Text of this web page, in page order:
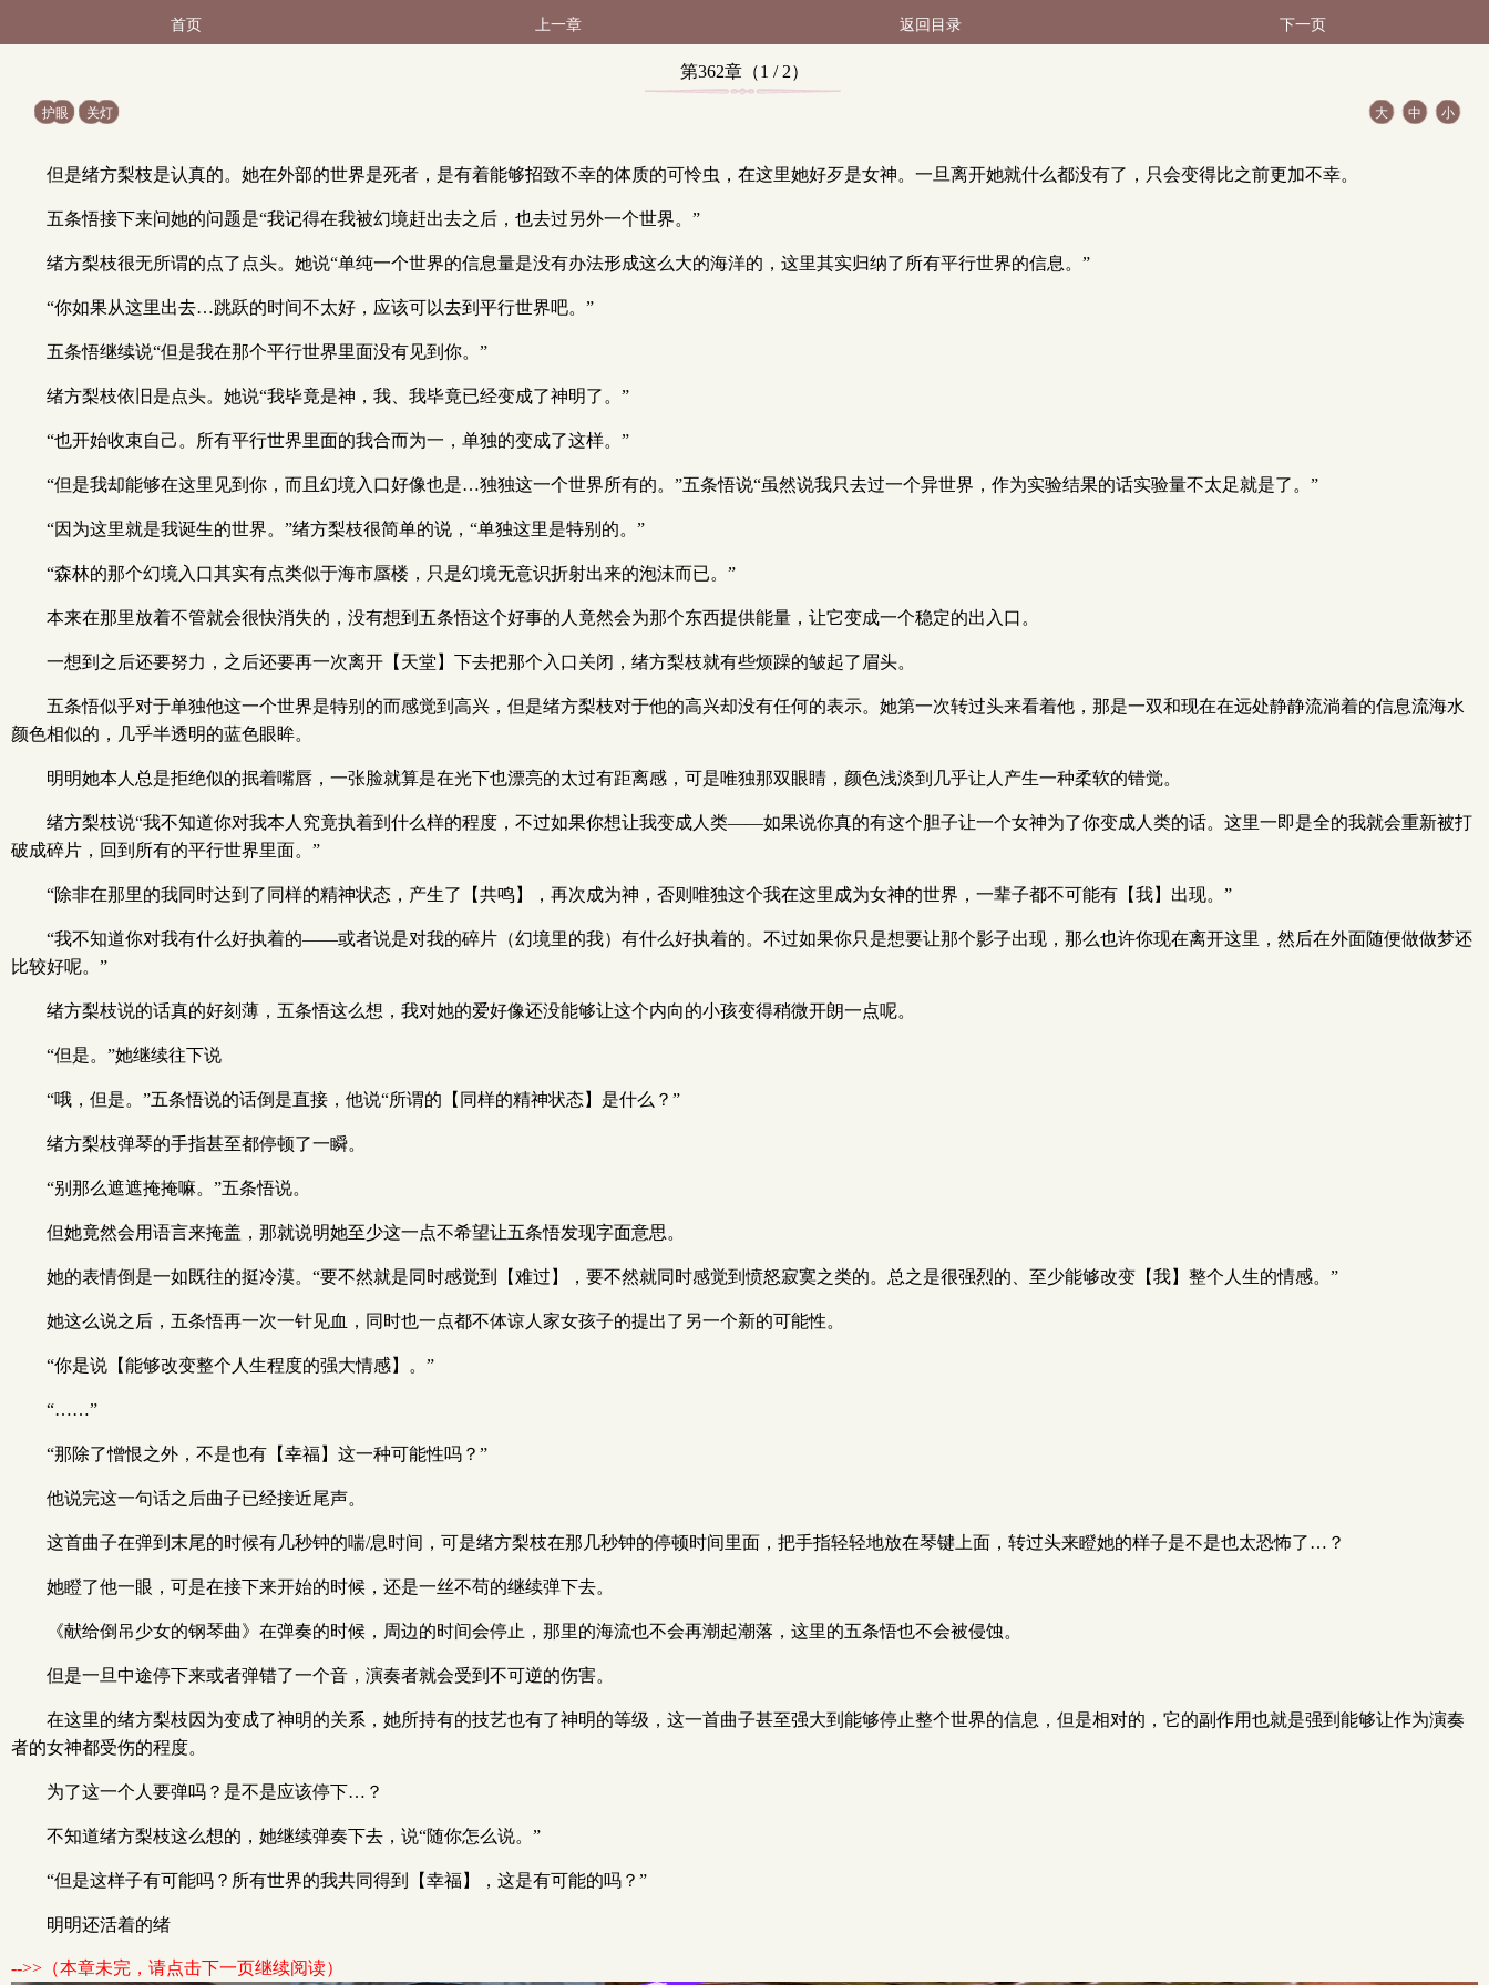
首页 上一章 返回目录 下一页
第362章（1 / 2）
护眼 关灯 大 中 小
但是绪方梨枝是认真的。她在外部的世界是死者，是有着能够招致不幸的体质的可怜虫，在这里她好歹是女神。一旦离开她就什么都没有了，只会变得比之前更加不幸。
五条悟接下来问她的问题是“我记得在我被幻境赶出去之后，也去过另外一个世界。”
绪方梨枝很无所谓的点了点头。她说“单纯一个世界的信息量是没有办法形成这么大的海洋的，这里其实归纳了所有平行世界的信息。”
“你如果从这里出去…跳跃的时间不太好，应该可以去到平行世界吧。”
五条悟继续说“但是我在那个平行世界里面没有见到你。”
绪方梨枝依旧是点头。她说“我毕竟是神，我、我毕竟已经变成了神明了。”
“也开始收束自己。所有平行世界里面的我合而为一，单独的变成了这样。”
“但是我却能够在这里见到你，而且幻境入口好像也是…独独这一个世界所有的。”五条悟说“虽然说我只去过一个异世界，作为实验结果的话实验量不太足就是了。”
“因为这里就是我诞生的世界。”绪方梨枝很简单的说，“单独这里是特别的。”
“森林的那个幻境入口其实有点类似于海市蜃楼，只是幻境无意识折射出来的泡沫而已。”
本来在那里放着不管就会很快消失的，没有想到五条悟这个好事的人竟然会为那个东西提供能量，让它变成一个稳定的出入口。
一想到之后还要努力，之后还要再一次离开【天堂】下去把那个入口关闭，绪方梨枝就有些烦躁的皱起了眉头。
五条悟似乎对于单独他这一个世界是特别的而感觉到高兴，但是绪方梨枝对于他的高兴却没有任何的表示。她第一次转过头来看着他，那是一双和现在在远处静静流淌着的信息流海水
颜色相似的，几乎半透明的蓝色眼眸。
明明她本人总是拒绝似的抿着嘴唇，一张脸就算是在光下也漂亮的太过有距离感，可是唯独那双眼睛，颜色浅淡到几乎让人产生一种柔软的错觉。
绪方梨枝说“我不知道你对我本人究竟执着到什么样的程度，不过如果你想让我变成人类——如果说你真的有这个胆子让一个女神为了你变成人类的话。这里一即是全的我就会重新被打
破成碎片，回到所有的平行世界里面。”
“除非在那里的我同时达到了同样的精神状态，产生了【共鸣】，再次成为神，否则唯独这个我在这里成为女神的世界，一辈子都不可能有【我】出现。”
“我不知道你对我有什么好执着的——或者说是对我的碎片（幻境里的我）有什么好执着的。不过如果你只是想要让那个影子出现，那么也许你现在离开这里，然后在外面随便做做梦还
比较好呢。”
绪方梨枝说的话真的好刻薄，五条悟这么想，我对她的爱好像还没能够让这个内向的小孩变得稍微开朗一点呢。
“但是。”她继续往下说
“哦，但是。”五条悟说的话倒是直接，他说“所谓的【同样的精神状态】是什么？”
绪方梨枝弹琴的手指甚至都停顿了一瞬。
“别那么遮遮掩掩嘛。”五条悟说。
但她竟然会用语言来掩盖，那就说明她至少这一点不希望让五条悟发现字面意思。
她的表情倒是一如既往的挺冷漠。“要不然就是同时感觉到【难过】，要不然就同时感觉到愤怒寂寞之类的。总之是很强烈的、至少能够改变【我】整个人生的情感。”
她这么说之后，五条悟再一次一针见血，同时也一点都不体谅人家女孩子的提出了另一个新的可能性。
“你是说【能够改变整个人生程度的强大情感】。”
“……”
“那除了憎恨之外，不是也有【幸福】这一种可能性吗？”
他说完这一句话之后曲子已经接近尾声。
这首曲子在弹到末尾的时候有几秒钟的喘/息时间，可是绪方梨枝在那几秒钟的停顿时间里面，把手指轻轻地放在琴键上面，转过头来瞪她的样子是不是也太恐怖了…？
她瞪了他一眼，可是在接下来开始的时候，还是一丝不苟的继续弹下去。
《献给倒吊少女的钢琴曲》在弹奏的时候，周边的时间会停止，那里的海流也不会再潮起潮落，这里的五条悟也不会被侵蚀。
但是一旦中途停下来或者弹错了一个音，演奏者就会受到不可逆的伤害。
在这里的绪方梨枝因为变成了神明的关系，她所持有的技艺也有了神明的等级，这一首曲子甚至强大到能够停止整个世界的信息，但是相对的，它的副作用也就是强到能够让作为演奏
者的女神都受伤的程度。
为了这一个人要弹吗？是不是应该停下…？
不知道绪方梨枝这么想的，她继续弹奏下去，说“随你怎么说。”
“但是这样子有可能吗？所有世界的我共同得到【幸福】，这是有可能的吗？”
明明还活着的绪
-->>（本章未完，请点击下一页继续阅读）